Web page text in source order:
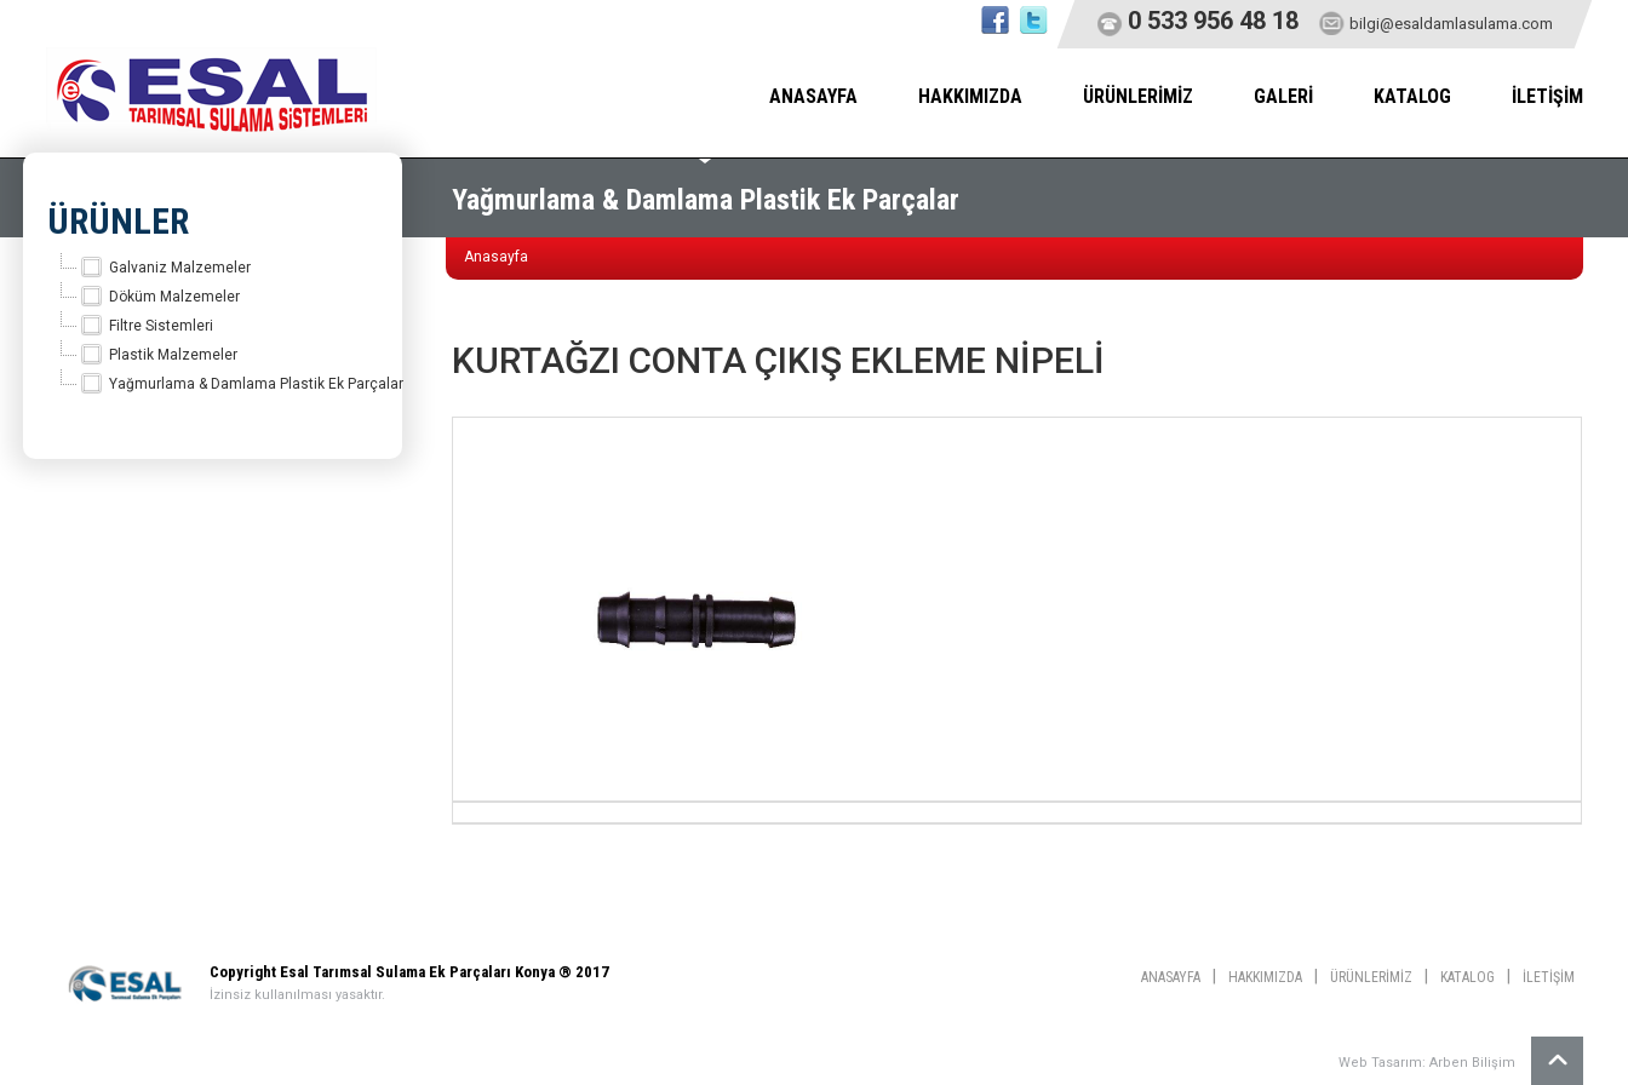
0 533 956 48 18 bilgi@esaldamlasulama.com
ANASAYFA HAKKIMIZDA ÜRÜNLERİMİZ GALERİ KATALOG İLETİŞİM
ÜRÜNLER
Galvaniz Malzemeler
Döküm Malzemeler
Filtre Sistemleri
Plastik Malzemeler
Yağmurlama & Damlama Plastik Ek Parçalar
Yağmurlama & Damlama Plastik Ek Parçalar
Anasayfa
KURTAĞZI CONTA ÇIKIŞ EKLEME NİPELİ
Copyright Esal Tarımsal Sulama Ek Parçaları Konya ® 2017
İzinsiz kullanılması yasaktır.
ANASAYFA HAKKIMIZDA ÜRÜNLERİMİZ KATALOG İLETİŞİM
Web Tasarım: Arben Bilişim